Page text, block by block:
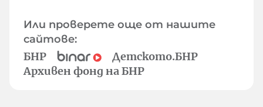
Или проверете още от нашите
сайтове:
БНР
Детското.БНР
Архивен фонд на БНР